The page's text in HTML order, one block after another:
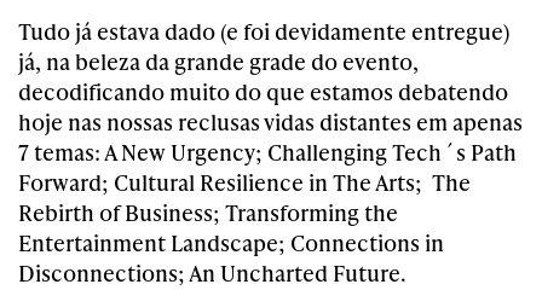
Tudo já estava dado (e foi devidamente entregue)
já, na beleza da grande grade do evento,
decodificando muito do que estamos debatendo
hoje nas nossas reclusas vidas distantes em apenas
7 temas: A New Urgency; Challenging Tech´s Path
Forward; Cultural Resilience in The Arts; The
Rebirth of Business; Transforming the
Entertainment Landscape; Connections in
Disconnections; An Uncharted Future.